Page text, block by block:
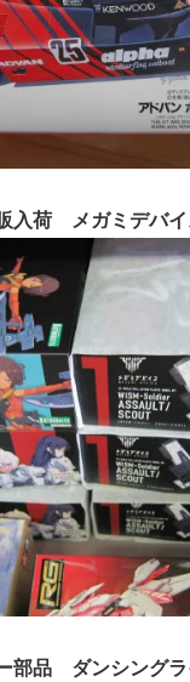
入荷 メガミデバイ
部品 ダンシングラ